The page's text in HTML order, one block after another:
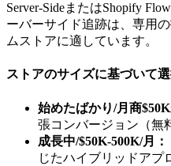
Server-SideまたはShopify
ーバーサイド追跡は、専用
ムストアに適しています。
ストアのサイズに基づいて
始めたばかり/月商$50K
張コンバージョン（無
成長中/$50K-500K/月：
じたハイブリッドアプ